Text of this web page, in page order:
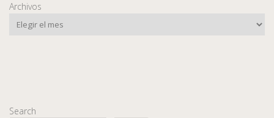
Archivos
Search